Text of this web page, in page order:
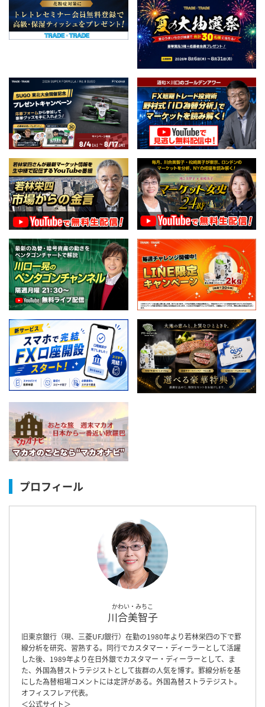
プロフィール
かわい・みちこ
川合美智子
旧東京銀行（現、三菱UFJ銀行）在勤の1980年より若林栄四の下で罫
線分析を研究、習熟する。同行でカスタマー・ディーラーとして活躍
した後、1989年より在日外銀でカスタマー・ディーラーとして、ま
た、外国為替ストラテジストとして抜群の人気を博す。罫線分析を基
にした為替相場コメントには定評がある。外国為替ストラテジスト。
オフィスフレア代表。
＜公式サイト＞